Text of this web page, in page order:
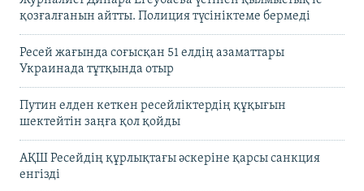
қозғалғанын айтты. Полиция түсініктеме бермеді
Ресей жағында соғысқан 51 елдің азаматтары
Украинада тұтқында отыр
Путин елден кеткен ресейліктердің құқығын
шектейтін заңға қол қойды
АҚШ Ресейдің құрлықтағы әскеріне қарсы санкция
енгізді